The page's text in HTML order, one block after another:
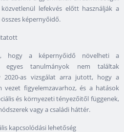
lefekvés előtt használják a
képernyőidő.
hogy a képernyőidő növelheti a
egyes tanulmányok nem találtak
2020-as vizsgálat arra jutott, hogy a
vezet figyelemzavarhoz, és a hatások
és környezeti tényezőitől függenek,
vagy a családi háttér.
kapcsolódási lehetőség